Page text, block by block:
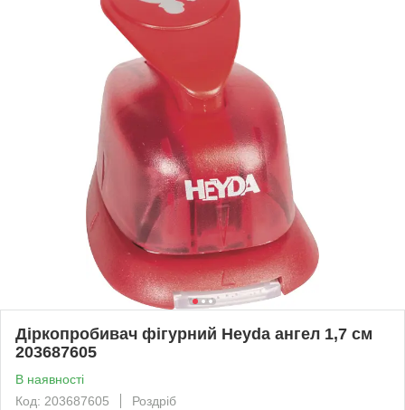
Діркопробивач фігурний Heyda ангел 1,7 см
203687605
В наявності
Код: 203687605
Роздріб